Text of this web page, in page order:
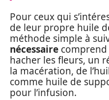
Pour ceux qui
de leur propre huile
méthode simple à
nécessaire
hacher les fleurs, un
la macération, de
comme huile de
pour l’infusion.